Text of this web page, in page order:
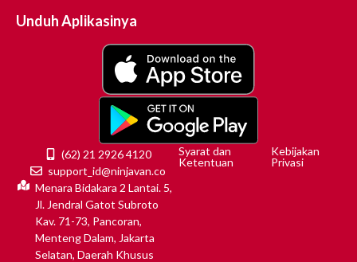
Unduh Aplikasinya
(62) 21 2926 4120
support_id@ninjavan.co
Menara Bidakara 2 Lantai. 5,
Jl. Jendral Gatot Subroto
Kav. 71-73, Pancoran,
Menteng Dalam, Jakarta
Selatan, Daerah Khusus
Syarat dan
Ketentuan
Kebijakan
Privasi